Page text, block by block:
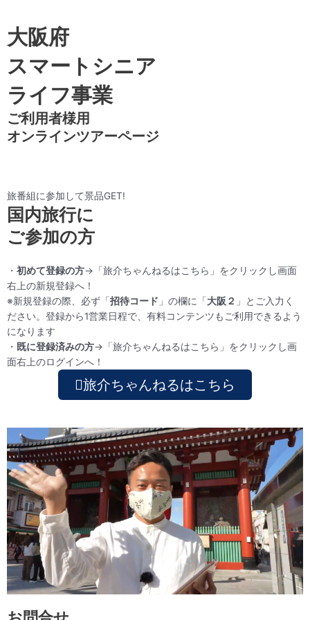
大阪府
スマートシニア
ライフ事業
ご利用者様用
オンラインツアーページ
旅番組に参加して景品GET!
国内旅行に
ご参加の方
・ 初めて登録の方→「旅介ちゃんねるはこちら」をクリックし画面
右上の新規登録へ！
※新規登録の際、必ず「 招待コード 」の欄に「 大阪２ 」とご入力く
ださい。登録から1営業日程で、有料コンテンツもご利用できるよう
になります
・ 既に登録済みの方→ 「旅介ちゃんねるはこちら」をクリックし画
面右上のログインへ！
旅介ちゃんねるはこちら